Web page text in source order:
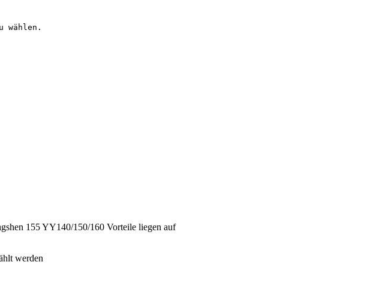
wählen.
155 YY140/150/160 Vorteile liegen auf
werden